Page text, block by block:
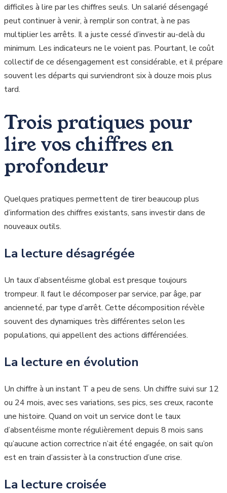
difficiles à lire par les chiffres seuls. Un salarié désengagé
peut continuer à venir, à remplir son contrat, à ne pas
multiplier les arrêts. Il a juste cessé d’investir au-delà du
minimum. Les indicateurs ne le voient pas. Pourtant, le coût
collectif de ce désengagement est considérable, et il prépare
souvent les départs qui surviendront six à douze mois plus
tard.
Trois pratiques pour
lire vos chiffres en
profondeur
Quelques pratiques permettent de tirer beaucoup plus
d’information des chiffres existants, sans investir dans de
nouveaux outils.
La lecture désagrégée
Un taux d’absentéisme global est presque toujours
trompeur. Il faut le décomposer par service, par âge, par
ancienneté, par type d’arrêt. Cette décomposition révèle
souvent des dynamiques très différentes selon les
populations, qui appellent des actions différenciées.
La lecture en évolution
Un chiffre à un instant T a peu de sens. Un chiffre suivi sur 12
ou 24 mois, avec ses variations, ses pics, ses creux, raconte
une histoire. Quand on voit un service dont le taux
d’absentéisme monte régulièrement depuis 8 mois sans
qu’aucune action correctrice n’ait été engagée, on sait qu’on
est en train d’assister à la construction d’une crise.
La lecture croisée